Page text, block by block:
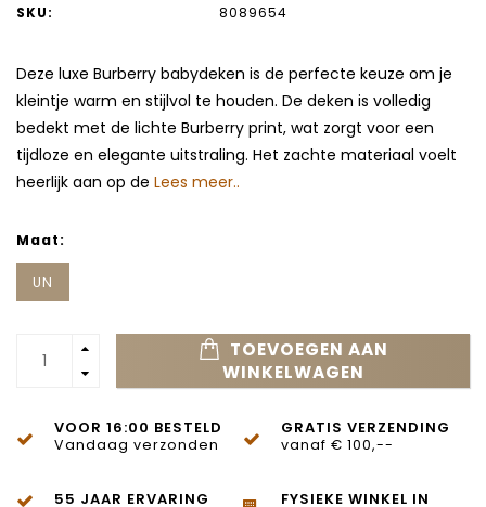
SKU:
8089654
Deze luxe Burberry babydeken is de perfecte keuze om je
kleintje warm en stijlvol te houden. De deken is volledig
bedekt met de lichte Burberry print, wat zorgt voor een
tijdloze en elegante uitstraling. Het zachte materiaal voelt
heerlijk aan op de Lees meer..
Maat:
UN
TOEVOEGEN AAN
WINKELWAGEN
VOOR 16:00 BESTELD
Vandaag verzonden
GRATIS VERZENDING
vanaf € 100,--
55 JAAR ERVARING FYSIEKE WINKEL IN